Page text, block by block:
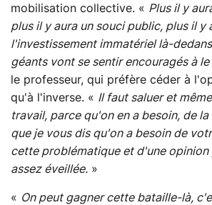
mobilisation collective. « Plus il y
plus il y aura un souci public, plus il y
l'investissement immatériel là-
géants vont se sentir encouragés à le
le professeur, qui préfère céder à
qu'à l'inverse. « Il faut saluer et
travail, parce qu'on en a besoin, de la
que je vous dis qu'on a besoin de
cette problématique et d'une opinion
assez éveillée. »
« On peut gagner cette bataille-là,